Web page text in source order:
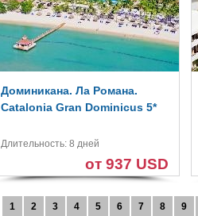
Доминикана. Ла Романа.
Catalonia Gran Dominicus 5*
Длительность: 8 дней
от 937 USD
1 2 3 4 5 6 7 8 9